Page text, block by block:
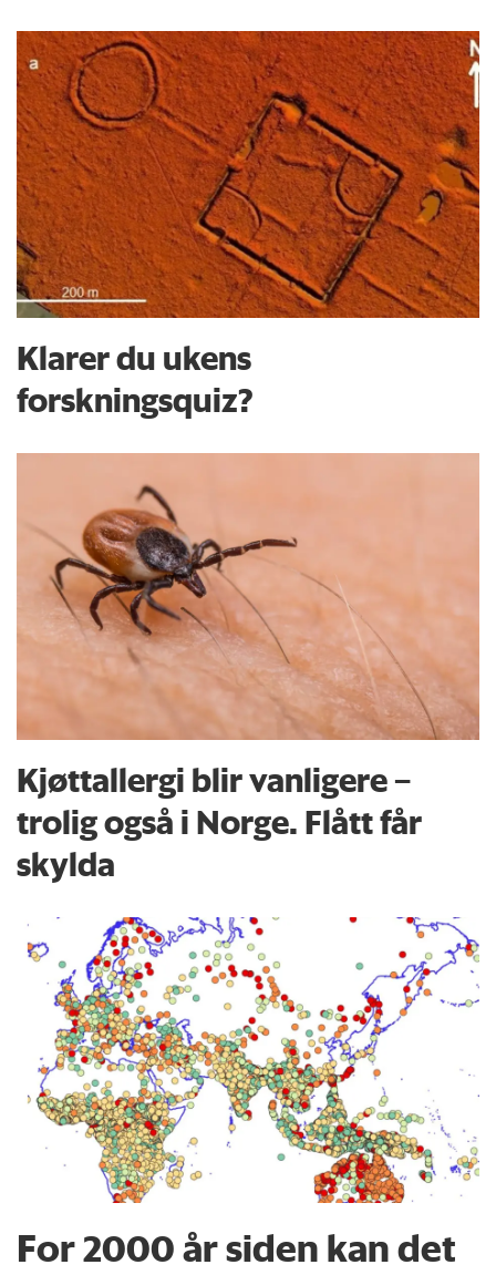
Klarer du ukens
forskningsquiz?
Kjøttallergi blir vanligere –
trolig også i Norge. Flått får
skylda
For 2000 år siden kan det